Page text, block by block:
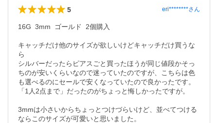
5 eri********さん
16G  3mm  ゴールド  2個購入
キャッチだけ他のサイズが欲しいけどキャッチだけ買うな
ら
シルバーだったらピアスごと買ったほうが同じ値段かそっ
ちのが安いくらいなので迷っていたのですが、こちらは色
も選べるのにセールで安くなっていたので良かったです。
「1人2点まで」だったのがちょっと悔しかったですが。
3mmは小さいからちょっとつけづらいけど、並べてつける
ならこのサイズが可愛いと思いました。